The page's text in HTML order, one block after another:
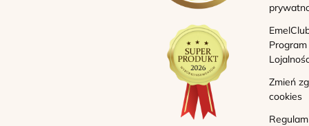
Program
Zmień
cookies